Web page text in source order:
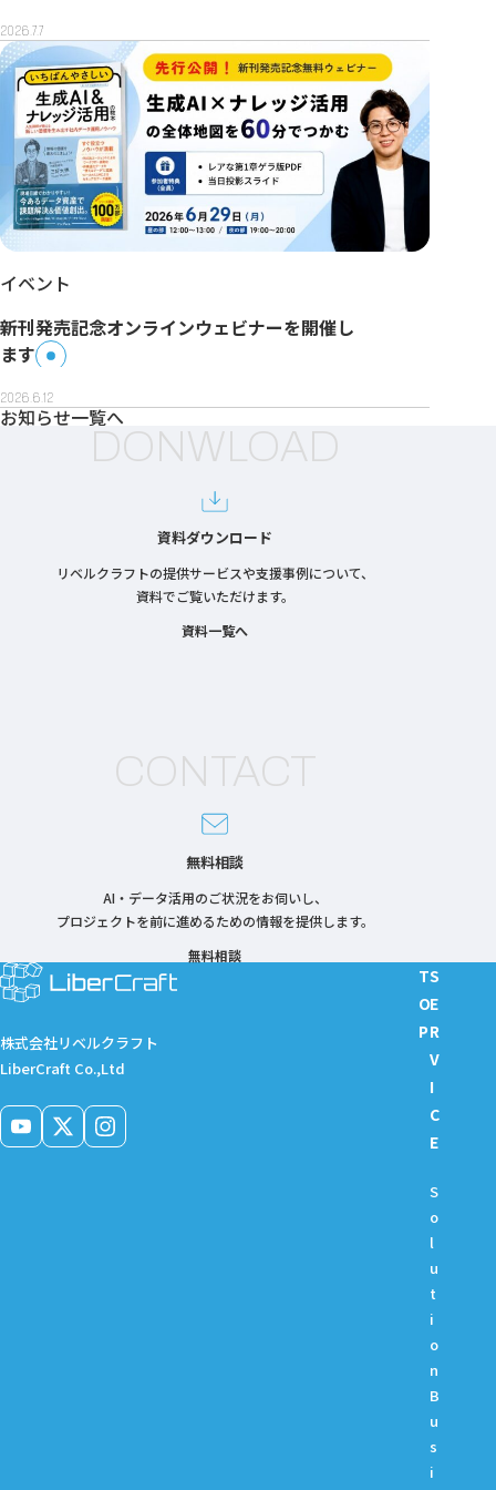
2026.7.7
イベント
新刊発売記念オンラインウェビナーを開催し
ます
2026.6.12
お知らせ一覧へ
DONWLOAD
資料ダウンロード
リベルクラフトの提供サービスや支援事例について、
資料でご覧いただけます。
資料一覧へ
CONTACT
無料相談
AI・データ活用のご状況をお伺いし、
プロジェクトを前に進めるための情報を提供します。
無料相談
株式会社リベルクラフト
LiberCraft Co.,Ltd
T
O
P
S
E
R
V
I
C
E
S
o
l
u
t
i
o
n
B
u
s
i